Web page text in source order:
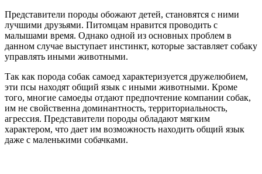
Представители породы обожают детей, становятся с ними
лучшими друзьями. Питомцам нравится проводить с
малышами время. Однако одной из основных проблем в
данном случае выступает инстинкт, которые заставляет собаку
управлять иными животными.
Так как порода собак самоед характеризуется дружелюбием,
эти псы находят общий язык с иными животными. Кроме
того, многие самоеды отдают предпочтение компании собак,
им не свойственна доминантность, территориальность,
агрессия. Представители породы обладают мягким
характером, что дает им возможность находить общий язык
даже с маленькими собачками.